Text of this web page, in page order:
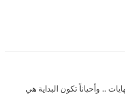
.. وأحياناً تكون البداية هي